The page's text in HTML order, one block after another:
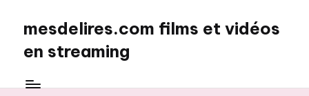
content
mesdelires.com films et vidéos
en streaming
: